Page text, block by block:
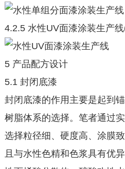
4.2.5 水性UV面漆涂装生产
5 产品配方设计
5.1 封闭底漆
封闭底漆的作用主要是起到
树脂体系的选择。笔者通过
选择粒径细、硬度高、涂膜
且与水性色精和色浆具有优